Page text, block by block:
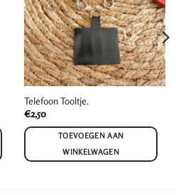
Telefoon Tooltje.
€2,50
TOEVOEGEN AAN
WINKELWAGEN